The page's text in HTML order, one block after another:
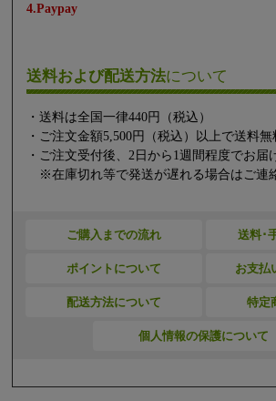
4.Paypay
送料および配送方法について
・送料は全国一律440円（税込）
・ご注文金額5,500円（税込）以上で送料無
・ご注文受付後、2日から1週間程度でお届
※在庫切れ等で発送が遅れる場合はご連
ご購入までの流れ 送料･
ポイントについて お支払
配送方法について 特定
個人情報の保護について